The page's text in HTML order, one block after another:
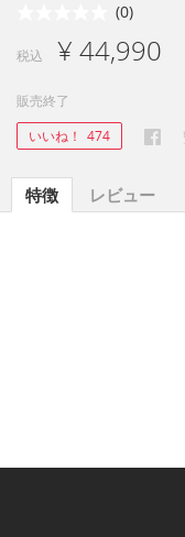
(0)
税込 ¥ 44,990
販売終了
いいね！ 474
特徴 レビュー